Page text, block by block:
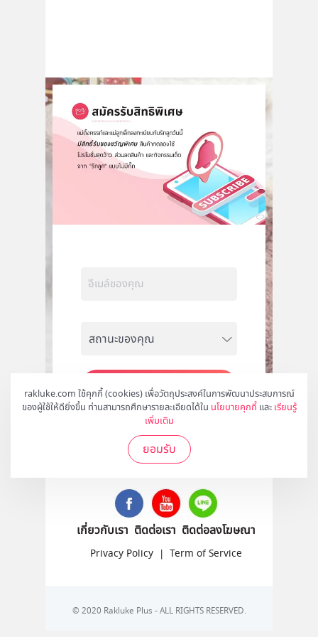
rakluke.com ใช้คุกกี้ (cookies) เพื่อวัตถุประสงค์ในการพัฒนาประสบการณ์
ของผู้ใช้ให้ดียิ่งขึ้น ท่านสามารถศึกษารายละเอียดได้ใน นโยบายคุกกี้ และ เรียนรู้
เพิ่มเติม
ยอมรับ
สมัคร
ติดตามเราได้ที่
เกี่ยวกับเรา ติดต่อเรา ติดต่อลงโฆษณา
Privacy Policy | Term of Service
© 2020 Rakluke Plus - ALL RIGHTS RESERVED.